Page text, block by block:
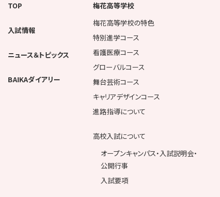
TOP
入試情報
ニュース＆トピックス
BAIKAダイアリー
梅花高等学校
梅花高等学校の特色
特別進学コース
看護医療コース
グローバルコース
舞台芸術コース
キャリアデザインコース
進路指導について
高校入試について
オープンキャンパス・入試説明会・
公開行事
入試要項